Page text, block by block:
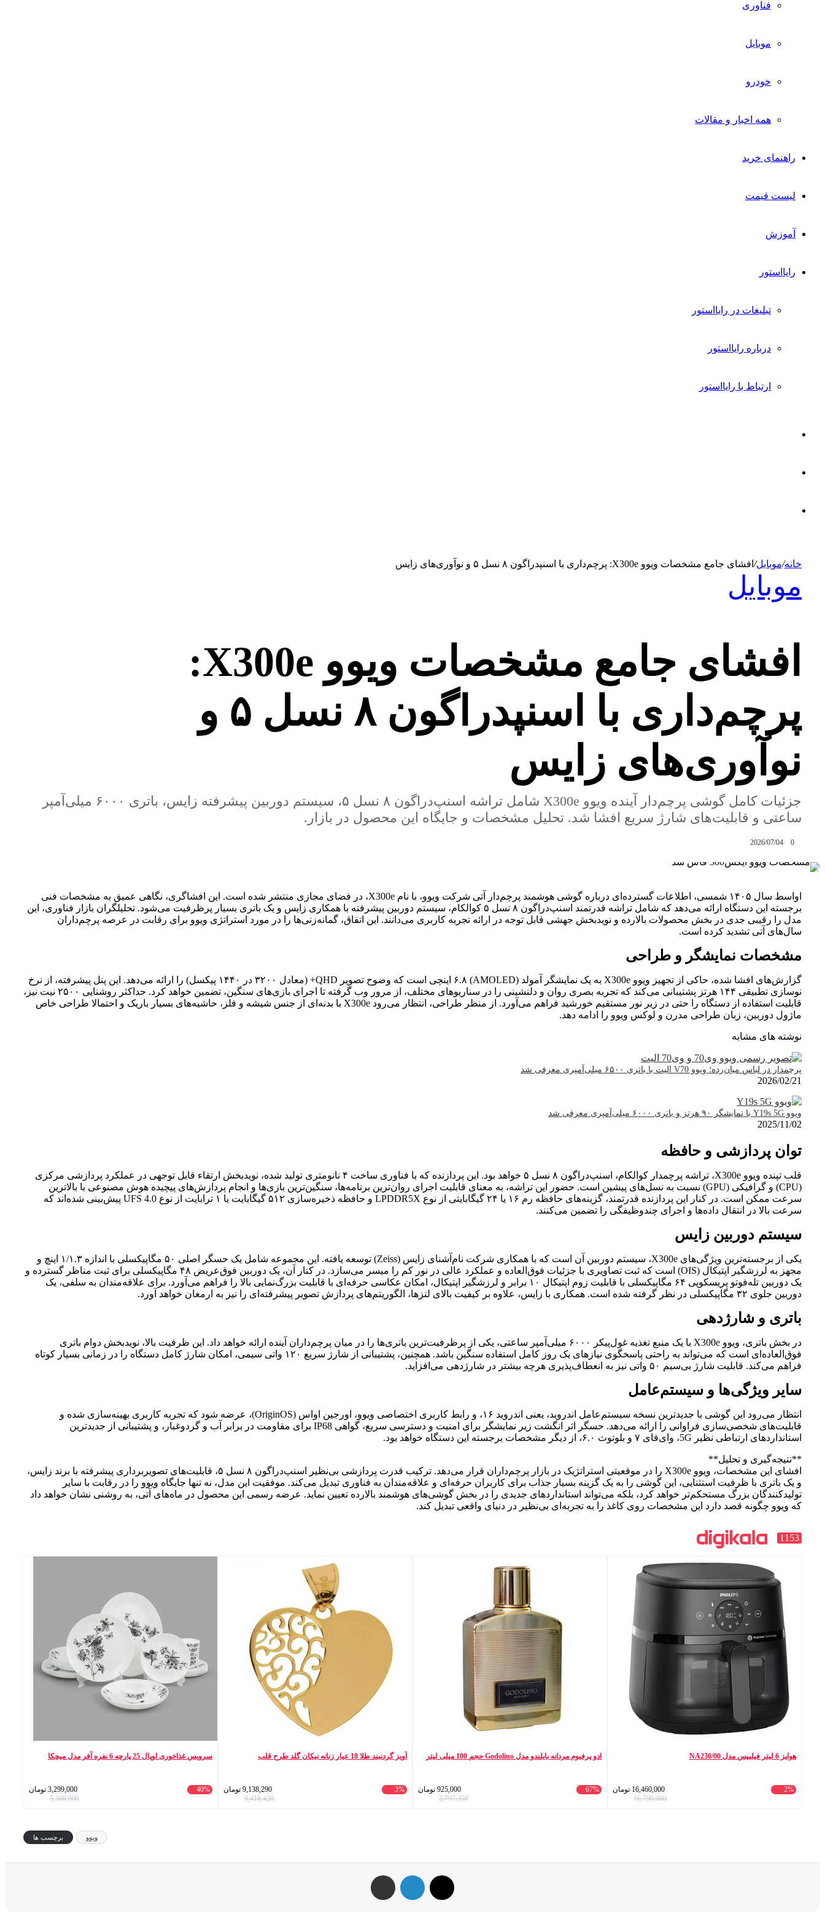
فناوری
موبایل
خودرو
همه اخبار و مقالات
راهنمای خرید
لیست قیمت
آموزش
رایااستور
تبلیغات در رایااستور
درباره رایااستور
ارتباط با رایااستور
خانه/موبایل/ افشای جامع مشخصات ویوو X300e: پرچم‌داری با اسنپدراگون ۸ نسل ۵ و نوآوری‌های زایس
موبایل
افشای جامع مشخصات ویوو X300e:
پرچم‌داری با اسنپدراگون ۸ نسل ۵ و
نوآوری‌های زایس
جزئیات کامل گوشی پرچم‌دار آینده ویوو X300e شامل تراشه اسنپ‌دراگون ۸ نسل ۵، سیستم دوربین پیشرفته زایس، باتری ۶۰۰۰ میلی‌آمپر
ساعتی و قابلیت‌های شارژ سریع افشا شد. تحلیل مشخصات و جایگاه این محصول در بازار.
2026/07/04 0
اواسط سال ۱۴۰۵ شمسی، اطلاعات گسترده‌ای درباره گوشی هوشمند پرچم‌دار آتی شرکت ویوو، با نام X300e، در فضای مجازی منتشر شده است. این افشاگری، نگاهی عمیق به مشخصات فنی
برجسته این دستگاه ارائه می‌دهد که شامل تراشه قدرتمند اسنپ‌دراگون ۸ نسل ۵ کوالکام، سیستم دوربین پیشرفته با همکاری زایس و یک باتری بسیار پرظرفیت می‌شود. تحلیلگران بازار فناوری، این
مدل را رقیبی جدی در بخش محصولات بالارده و نویدبخش جهشی قابل توجه در ارائه تجربه کاربری می‌دانند. این اتفاق، گمانه‌زنی‌ها را در مورد استراتژی ویوو برای رقابت در عرصه پرچم‌داران
سال‌های آتی تشدید کرده است.
مشخصات نمایشگر و طراحی
گزارش‌های افشا شده، حاکی از تجهیز ویوو X300e به یک نمایشگر آمولد (AMOLED) ۶.۸ اینچی است که وضوح تصویر QHD+ (معادل ۳۲۰۰ در ۱۴۴۰ پیکسل) را ارائه می‌دهد. این پنل پیشرفته، از نرخ
نوسازی تطبیقی ۱۴۴ هرتز پشتیبانی می‌کند که تجربه بصری روان و دلنشینی را در سناریوهای مختلف، از مرور وب گرفته تا اجرای بازی‌های سنگین، تضمین خواهد کرد. حداکثر روشنایی ۲۵۰۰ نیت نیز،
قابلیت استفاده از دستگاه را حتی در زیر نور مستقیم خورشید فراهم می‌آورد. از منظر طراحی، انتظار می‌رود X300e با بدنه‌ای از جنس شیشه و فلز، حاشیه‌های بسیار باریک و احتمالا طراحی خاص
ماژول دوربین، زبان طراحی مدرن و لوکس ویوو را ادامه دهد.
نوشته های مشابه
پرچمدار در لباس میان‌رده؛ ویوو V70 الیت با باتری ۶۵۰۰ میلی‌آمپری معرفی شد
2026/02/21
ویوو Y19s 5G با نمایشگر ۹۰ هرتز و باتری ۶۰۰۰ میلی‌آمپری معرفی شد
2025/11/02
توان پردازشی و حافظه
قلب تپنده ویوو X300e، تراشه پرچمدار کوالکام، اسنپ‌دراگون ۸ نسل ۵ خواهد بود. این پردازنده که با فناوری ساخت ۴ نانومتری تولید شده، نویدبخش ارتقاء قابل توجهی در عملکرد پردازشی مرکزی
(CPU) و گرافیکی (GPU) نسبت به نسل‌های پیشین است. حضور این تراشه، به معنای قابلیت اجرای روان‌ترین برنامه‌ها، سنگین‌ترین بازی‌ها و انجام پردازش‌های پیچیده هوش مصنوعی با بالاترین
سرعت ممکن است. در کنار این پردازنده قدرتمند، گزینه‌های حافظه رم ۱۶ یا ۲۴ گیگابایتی از نوع LPDDR5X و حافظه ذخیره‌سازی ۵۱۲ گیگابایت یا ۱ ترابایت از نوع UFS 4.0 پیش‌بینی شده‌اند که
سرعت بالا در انتقال داده‌ها و اجرای چندوظیفگی را تضمین می‌کنند.
سیستم دوربین زایس
یکی از برجسته‌ترین ویژگی‌های X300e، سیستم دوربین آن است که با همکاری شرکت نام‌آشنای زایس (Zeiss) توسعه یافته. این مجموعه شامل یک حسگر اصلی ۵۰ مگاپیکسلی با اندازه ۱/۱.۳ اینچ و
مجهز به لرزشگیر اپتیکال (OIS) است که ثبت تصاویری با جزئیات فوق‌العاده و عملکرد عالی در نور کم را میسر می‌سازد. در کنار آن، یک دوربین فوق‌عریض ۴۸ مگاپیکسلی برای ثبت مناظر گسترده و
یک دوربین تله‌فوتو پریسکوپی ۶۴ مگاپیکسلی با قابلیت زوم اپتیکال ۱۰ برابر و لرزشگیر اپتیکال، امکان عکاسی حرفه‌ای با قابلیت بزرگ‌نمایی بالا را فراهم می‌آورد. برای علاقه‌مندان به سلفی، یک
دوربین جلوی ۳۲ مگاپیکسلی در نظر گرفته شده است. همکاری با زایس، علاوه بر کیفیت بالای لنزها، الگوریتم‌های پردازش تصویر پیشرفته‌ای را نیز به ارمغان خواهد آورد.
باتری و شارژدهی
در بخش باتری، ویوو X300e با یک منبع تغذیه غول‌پیکر ۶۰۰۰ میلی‌آمپر ساعتی، یکی از پرظرفیت‌ترین باتری‌ها را در میان پرچم‌داران آینده ارائه خواهد داد. این ظرفیت بالا، نویدبخش دوام باتری
فوق‌العاده‌ای است که می‌تواند به راحتی پاسخگوی نیازهای یک روز کامل استفاده سنگین باشد. همچنین، پشتیبانی از شارژ سریع ۱۲۰ واتی سیمی، امکان شارژ کامل دستگاه را در زمانی بسیار کوتاه
فراهم می‌کند. قابلیت شارژ بی‌سیم ۵۰ واتی نیز به انعطاف‌پذیری هرچه بیشتر در شارژدهی می‌افزاید.
سایر ویژگی‌ها و سیستم‌عامل
انتظار می‌رود این گوشی با جدیدترین نسخه سیستم‌عامل اندروید، یعنی اندروید ۱۶، و رابط کاربری اختصاصی ویوو، اورجین او‌اس (OriginOS)، عرضه شود که تجربه کاربری بهینه‌سازی شده و
قابلیت‌های شخصی‌سازی فراوانی را ارائه می‌دهد. حسگر اثر انگشت زیر نمایشگر برای امنیت و دسترسی سریع، گواهی IP68 برای مقاومت در برابر آب و گردوغبار، و پشتیبانی از جدیدترین
استانداردهای ارتباطی نظیر 5G، وای‌فای ۷ و بلوتوث ۶.۰، از دیگر مشخصات برجسته این دستگاه خواهد بود.
**نتیجه‌گیری و تحلیل**
افشای این مشخصات، ویوو X300e را در موقعیتی استراتژیک در بازار پرچم‌داران قرار می‌دهد. ترکیب قدرت پردازشی بی‌نظیر اسنپ‌دراگون ۸ نسل ۵، قابلیت‌های تصویربرداری پیشرفته با برند زایس،
و یک باتری با ظرفیت استثنایی، این گوشی را به یک گزینه بسیار جذاب برای کاربران حرفه‌ای و علاقه‌مندان به فناوری تبدیل می‌کند. موفقیت این مدل، نه تنها جایگاه ویوو را در رقابت با سایر
تولیدکنندگان بزرگ مستحکم‌تر خواهد کرد، بلکه می‌تواند استانداردهای جدیدی را در بخش گوشی‌های هوشمند بالارده تعیین نماید. عرضه رسمی این محصول در ماه‌های آتی، به روشنی نشان خواهد داد
که ویوو چگونه قصد دارد این مشخصات روی کاغذ را به تجربه‌ای بی‌نظیر در دنیای واقعی تبدیل کند.
1153
هواپز 6 لیتر فیلیپس مدل NA230/00
2%
16,460,000 تومان
16,796,000
ادو پرفیوم مردانه بایلندو مدل Godolino حجم 100 میلی لیتر
67%
925,000 تومان
2,797,350
آویز گردنبند طلا 18 عیار زنانه نیکان گلد طرح قلب
3%
9,138,290 تومان
9,418,420
سرویس غذاخوری اوپال 25 پارچه 6 نفره آفر مدل میچکا
40%
3,299,000 تومان
5,500,000
برچسب ها ویوو
ایکس لینکداین اشتراک گذاری با ایمیل